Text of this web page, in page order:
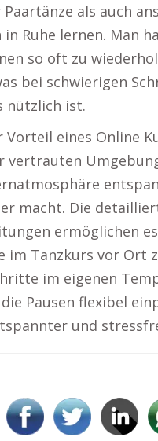
Paartänze als auch
in Ruhe lernen. Man
so oft zu
bei schwierigen
nützlich ist.
Vorteil eines Online
vertrauten
macht. Die
ermöglichen
im Tanzkurs vor Ort
im eigenen
Pausen flexibel
und